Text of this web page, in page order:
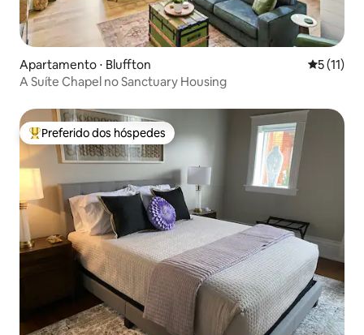
Apartamento ⋅ Bluffton 5 de uma
5 (11)
A Suíte Chapel no Sanctuary Housing
Entre os melhores preferidos dos hóspedes
Preferido dos hóspedes